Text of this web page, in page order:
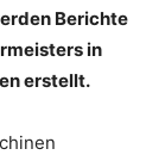
Berichte
in
erstellt.